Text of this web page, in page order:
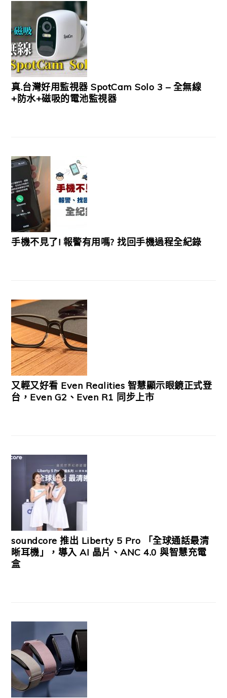
真.台灣好用監視器 SpotCam Solo 3 – 全無線
+防水+磁吸的電池監視器
手機不見了! 報警有用嗎? 找回手機過程全紀錄
又輕又好看 Even Realities 智慧顯示眼鏡正式登
台，Even G2、Even R1 同步上市
soundcore 推出 Liberty 5 Pro 「全球通話最清
晰耳機」，導入 AI 晶片、ANC 4.0 與智慧充電
盒